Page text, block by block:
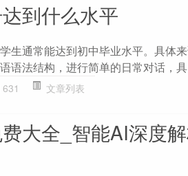
到什么水平
生通常能达到初中毕业水平。具体
语法结构，进行简单的日常对话，
631 文章列表
大全_智能AI深度